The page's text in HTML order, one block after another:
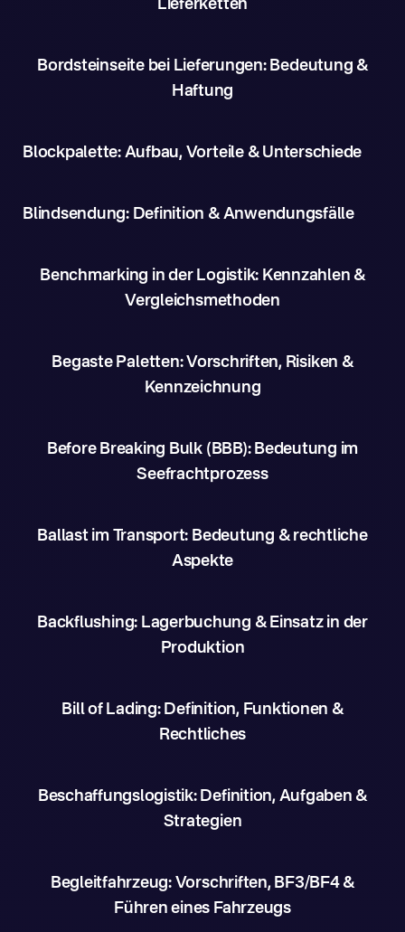
Lieferketten
Bordsteinseite bei Lieferungen: Bedeutung &
Haftung
Blockpalette: Aufbau, Vorteile & Unterschiede
Blindsendung: Definition & Anwendungsfälle
Benchmarking in der Logistik: Kennzahlen &
Vergleichsmethoden
Begaste Paletten: Vorschriften, Risiken &
Kennzeichnung
Before Breaking Bulk (BBB): Bedeutung im
Seefrachtprozess
Ballast im Transport: Bedeutung & rechtliche
Aspekte
Backflushing: Lagerbuchung & Einsatz in der
Produktion
Bill of Lading: Definition, Funktionen &
Rechtliches
Beschaffungslogistik: Definition, Aufgaben &
Strategien
Begleitfahrzeug: Vorschriften, BF3/BF4 &
Führen eines Fahrzeugs